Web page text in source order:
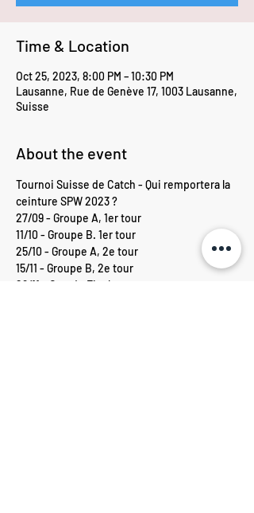
Time & Location
Oct 25, 2023, 8:00 PM – 10:30 PM
Lausanne, Rue de Genève 17, 1003 Lausanne,
Suisse
About the event
Tournoi Suisse de Catch - Qui remportera la
ceinture SPW 2023 ?
27/09 - Groupe A, 1er tour
11/10 - Groupe B. 1er tour
25/10 - Groupe A, 2e tour
15/11 - Groupe B, 2e tour
29/11 - Grande Finale